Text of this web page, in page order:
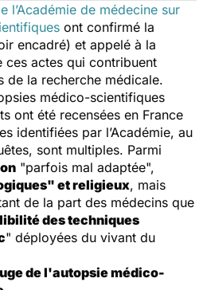
l’Académie de médecine sur
ont confirmé la
encadré) et appelé à la
ces actes qui contribuent
de la recherche médicale.
médico-scientifiques
ont été recensées en France
identifiées par l’Académie, au
sont multiples. Parmi
"parfois mal adaptée",
et religieux, mais
de la part des médecins que
des techniques
" déployées du vivant du
de l'autopsie médico-